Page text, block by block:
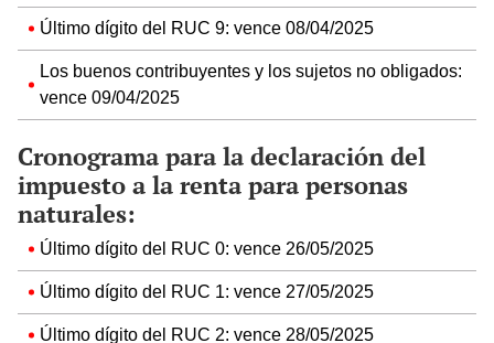
Último dígito del RUC 9: vence 08/04/2025
Los buenos contribuyentes y los sujetos no obligados:
vence 09/04/2025
Cronograma para la declaración del
impuesto a la renta para personas
naturales:
Último dígito del RUC 0: vence 26/05/2025
Último dígito del RUC 1: vence 27/05/2025
Último dígito del RUC 2: vence 28/05/2025